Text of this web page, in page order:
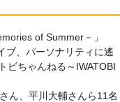
of Summer－」
ブ、パーソナリティに遙
ビちゃんねる～IWATOBI
ん、平川大輔さんら11名